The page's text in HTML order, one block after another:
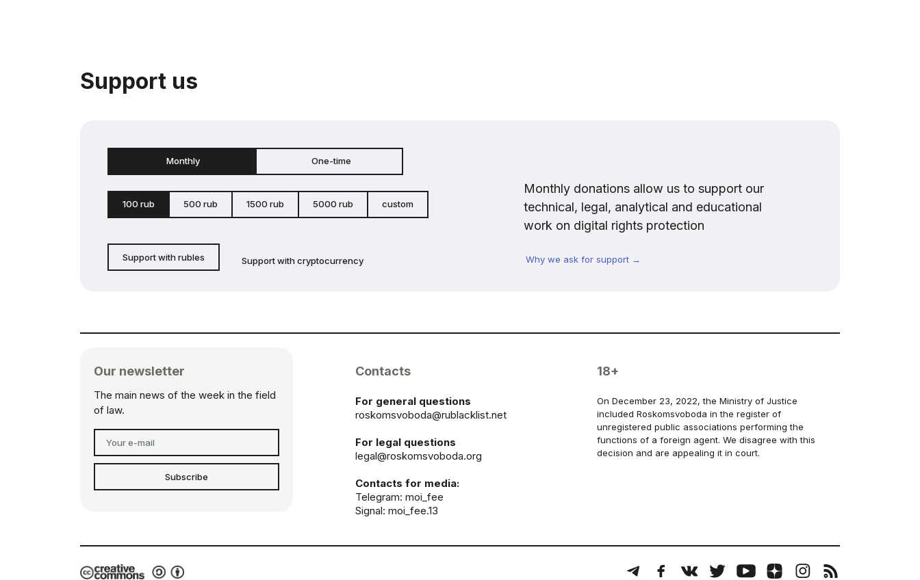
Support us
Monthly One-time
100 rub 500 rub 1500 rub 5000 rub custom
Support with rubles Support with cryptocurrency
Monthly donations allow us to support our
technical, legal, analytical and educational
work on digital rights protection
Why we ask for support →
Our newsletter
The main news of the week in the field
of law.
Subscribe
Contacts
For general questions
roskomsvoboda@rublacklist.net
For legal questions
legal@roskomsvoboda.org
Contacts for media:
Telegram: moi_fee
Signal: moi_fee.13
18+
On December 23, 2022, the Ministry of Justice
included Roskomsvoboda in the register of
unregistered public associations performing the
functions of a foreign agent. We disagree with this
decision and are appealing it in court.